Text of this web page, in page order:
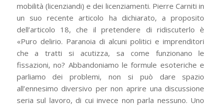
mobilità (licenziandi) e dei licenziamenti. Pierre Carniti in
un suo recente articolo ha dichiarato, a proposito
dell’articolo 18, che il pretendere di ridiscuterlo è
«Puro delirio. Paranoia di alcuni politici e imprenditori
che a tratti si acutizza, sa come funzionano le
fissazioni, no? Abbandoniamo le formule esoteriche e
parliamo dei problemi, non si può dare spazio
all’ennesimo diversivo per non aprire una discussione
seria sul lavoro, di cui invece non parla nessuno. Uno